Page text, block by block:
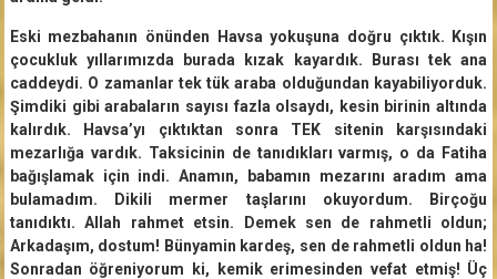
Eski mezbahanın önünden Havsa yokuşuna doğru çıktık. Kışın
çocukluk yıllarımızda burada kızak kayardık. Burası tek ana
caddeydi. O zamanlar tek tük araba olduğundan kayabiliyorduk.
Şimdiki gibi arabaların sayısı fazla olsaydı, kesin birinin altında
kalırdık. Havsa’yı çıktıktan sonra TEK sitenin karşısındaki
mezarlığa vardık. Taksicinin de tanıdıkları varmış, o da Fatiha
bağışlamak için indi. Anamın, babamın mezarını aradım ama
bulamadım. Dikili mermer taşlarını okuyordum. Birçoğu
tanıdıktı. Allah rahmet etsin. Demek sen de rahmetli oldun;
Arkadaşım, dostum! Bünyamin kardeş, sen de rahmetli oldun ha!
Sonradan öğreniyorum ki, kemik erimesinden vefat etmiş! Üç